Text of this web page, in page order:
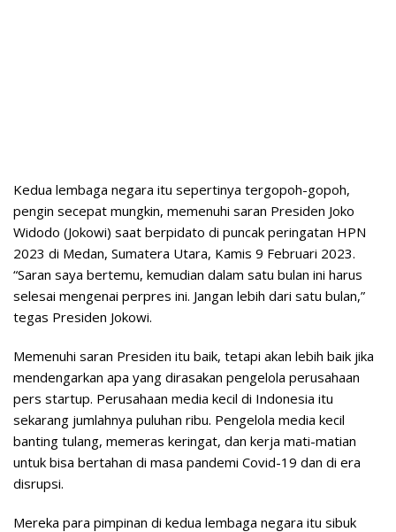
Kedua lembaga negara itu sepertinya tergopoh-gopoh,
pengin secepat mungkin, memenuhi saran Presiden Joko
Widodo (Jokowi) saat berpidato di puncak peringatan HPN
2023 di Medan, Sumatera Utara, Kamis 9 Februari 2023.
“Saran saya bertemu, kemudian dalam satu bulan ini harus
selesai mengenai perpres ini. Jangan lebih dari satu bulan,”
tegas Presiden Jokowi.
Memenuhi saran Presiden itu baik, tetapi akan lebih baik jika
mendengarkan apa yang dirasakan pengelola perusahaan
pers startup. Perusahaan media kecil di Indonesia itu
sekarang jumlahnya puluhan ribu. Pengelola media kecil
banting tulang, memeras keringat, dan kerja mati-matian
untuk bisa bertahan di masa pandemi Covid-19 dan di era
disrupsi.
Mereka para pimpinan di kedua lembaga negara itu sibuk